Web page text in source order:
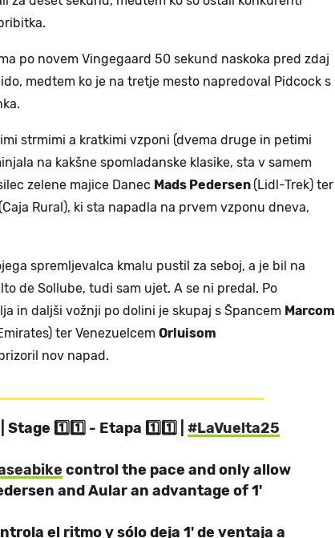
po novem Vingegaard 50 sekund naskoka pred zdaj
medtem ko je na tretje mesto napredoval Pidcock s
strmimi a kratkimi vzponi (dvema druge in petimi
na kakšne spomladanske klasike, sta v samem
zelene majice Danec Mads Pedersen (Lidl-Trek) ter
(Caja Rural), ki sta napadla na prvem vzponu dneva,
spremljevalca kmalu pustil za seboj, a je bil na
de Sollube, tudi sam ujet. A se ni predal. Po
in daljši vožnji po dolini je skupaj s Špancem Marcom
ter Venezuelcem Orluisom
nov napad.
Stage 1️⃣1️⃣ - Etapa 1️⃣1️⃣ | #LaVuelta25
control the pace and only allow
and Aular an advantage of 1'
el ritmo y sólo deja 1' de ventaja a